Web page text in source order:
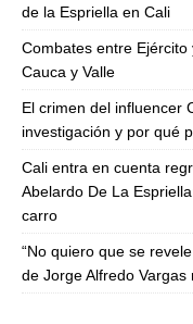
de la Espriella en Cali
Combates entre
Cauca y Valle
El crimen del influencer
investigación y por qué
Cali entra en cuenta
Abelardo De La
carro
“No quiero que se
de Jorge Alfredo Vargas